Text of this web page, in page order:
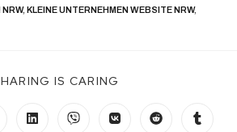
, KLEINE UNTERNEHMEN WEBSITE NRW,
IS CARING